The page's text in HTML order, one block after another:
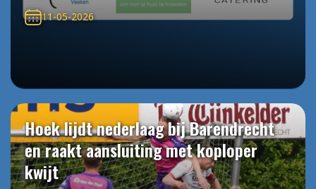
11-05-2026
Hoek lijdt nederlaag bij Barendrecht
en raakt aansluiting met koploper
kwijt